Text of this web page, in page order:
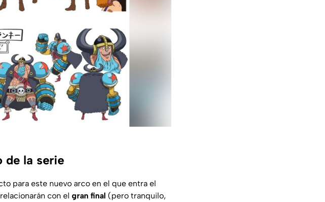
de la serie
para este nuevo arco en el que entra el
con el gran final (pero tranquilo,